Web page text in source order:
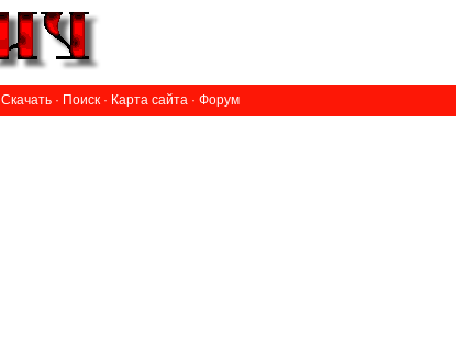
Скачать · Поиск · Карта сайта · Форум